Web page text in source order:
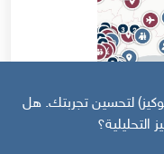
لتحسين تجربتك. هل
التحليلية؟